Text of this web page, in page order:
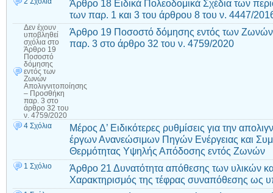
Άρθρο 18 Ειδικά Πολεοδομικά Σχέδια των
των παρ. 1 και 3 του άρθρου 8 του ν. 4447/
Δεν έχουν
υποβληθεί
σχόλια στο
Άρθρο 19
Ποσοστό
δόμησης
εντός των
Ζωνών
Απολιγνιτοποίησης
– Προσθήκη
παρ. 3 στο
άρθρο 32 του
ν. 4759/2020
Άρθρο 19 Ποσοστό δόμησης εντός των Ζωνών
παρ. 3 στο άρθρο 32 του ν. 4759/2020
4 Σχόλια
Μέρος Δ’ Ειδικότερες ρυθμίσεις για την
έργων Ανανεώσιμων Πηγών Ενέργειας και
Θερμότητας Υψηλής Απόδοσης εντός Ζωνών
1 Σχόλιο
Άρθρο 21 Δυνατότητα απόθεσης των υλικών
Χαρακτηρισμός της τέφρας συναπόθεσης ως